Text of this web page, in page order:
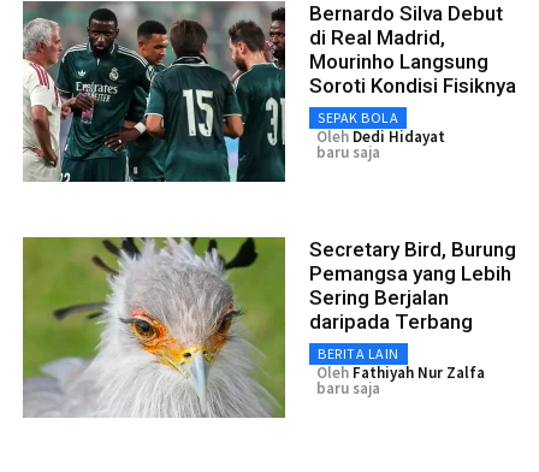
Bernardo Silva Debut
di Real Madrid,
Mourinho Langsung
Soroti Kondisi Fisiknya
SEPAK BOLA
Oleh Dedi Hidayat
baru saja
Secretary Bird, Burung
Pemangsa yang Lebih
Sering Berjalan
daripada Terbang
BERITA LAIN
Oleh Fathiyah Nur Zalfa
baru saja